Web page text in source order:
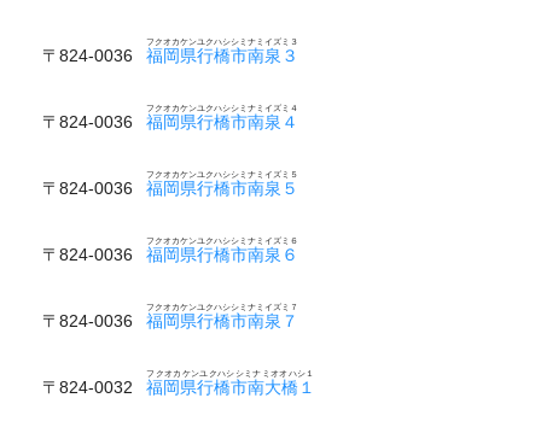
〒824-0036 福岡県行橋市南泉３
フクオカケンユクハシシミナミイズミ３
〒824-0036 福岡県行橋市南泉４
フクオカケンユクハシシミナミイズミ４
〒824-0036 福岡県行橋市南泉５
フクオカケンユクハシシミナミイズミ５
〒824-0036 福岡県行橋市南泉６
フクオカケンユクハシシミナミイズミ６
〒824-0036 福岡県行橋市南泉７
フクオカケンユクハシシミナミイズミ７
〒824-0032 福岡県行橋市南大橋１
フクオカケンユクハシシミナミオオハシ１